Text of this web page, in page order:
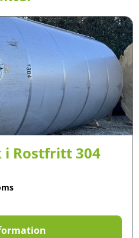
i Rostfritt 304